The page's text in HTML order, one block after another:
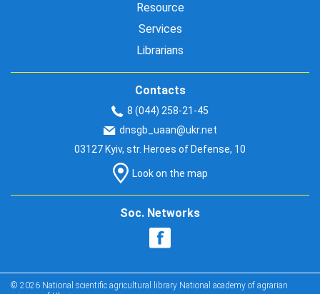
Resource
Services
Librarians
Contacts
8 (044) 258-21-45
dnsgb_uaan@ukr.net
03127 Kyiv, str. Heroes of Defense, 10
Look on the map
Soc. Networks
© 2026 National scientific agricultural library National academy of agrarian